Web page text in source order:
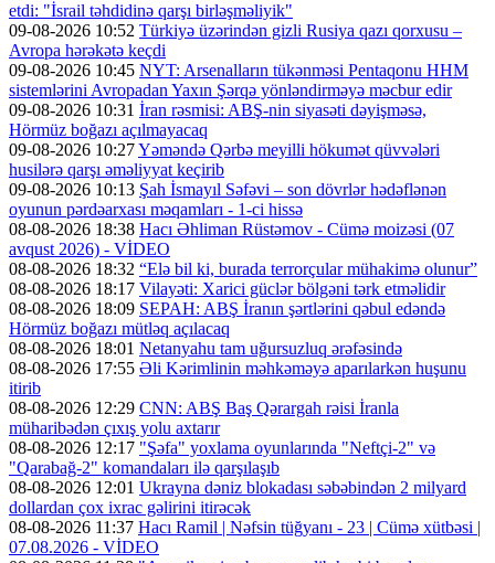
etdi: "İsrail təhdidinə qarşı birləşməliyik"
09-08-2026 10:52 Türkiyə üzərindən gizli Rusiya qazı qorxusu –
Avropa hərəkətə keçdi
09-08-2026 10:45 NYT: Arsenalların tükənməsi Pentaqonu HHM
sistemlərini Avropadan Yaxın Şərqə yönləndirməyə məcbur edir
09-08-2026 10:31 İran rəsmisi: ABŞ-nin siyasəti dəyişməsə,
Hörmüz boğazı açılmayacaq
09-08-2026 10:27Yəməndə Qərbə meyilli hökumət qüvvələri
husilərə qarşı əməliyyat keçirib
09-08-2026 10:13 Şah İsmayıl Səfəvi – son dövrlər hədəflənən
oyunun pərdəarxası məqamları - 1-ci hissə
08-08-2026 18:38 Hacı Əhliman Rüstəmov - Cümə moizəsi (07
avqust 2026) - VİDEO
08-08-2026 18:32 “Elə bil ki, burada terrorçular mühakimə olunur”
08-08-2026 18:17 Vilayəti: Xarici güclər bölgəni tərk etməlidir
08-08-2026 18:09 SEPAH: ABŞ İranın şərtlərini qəbul edəndə
Hörmüz boğazı mütləq açılacaq
08-08-2026 18:01 Netanyahu tam uğursuzluq ərəfəsində
08-08-2026 17:55 Əli Kərimlinin məhkəməyə aparılarkən huşunu
itirib
08-08-2026 12:29 CNN: ABŞ Baş Qərargah rəisi İranla
müharibədən çıxış yolu axtarır
08-08-2026 12:17 "Şəfa" yoxlama oyunlarında "Neftçi-2" və
"Qarabağ-2" komandaları ilə qarşılaşıb
08-08-2026 12:01 Ukrayna dəniz blokadası səbəbindən 2 milyard
dollardan çox ixrac gəlirini itirəcək
08-08-2026 11:37 Hacı Ramil | Nəfsin tüğyanı - 23 | Cümə xütbəsi |
07.08.2026 - VİDEO